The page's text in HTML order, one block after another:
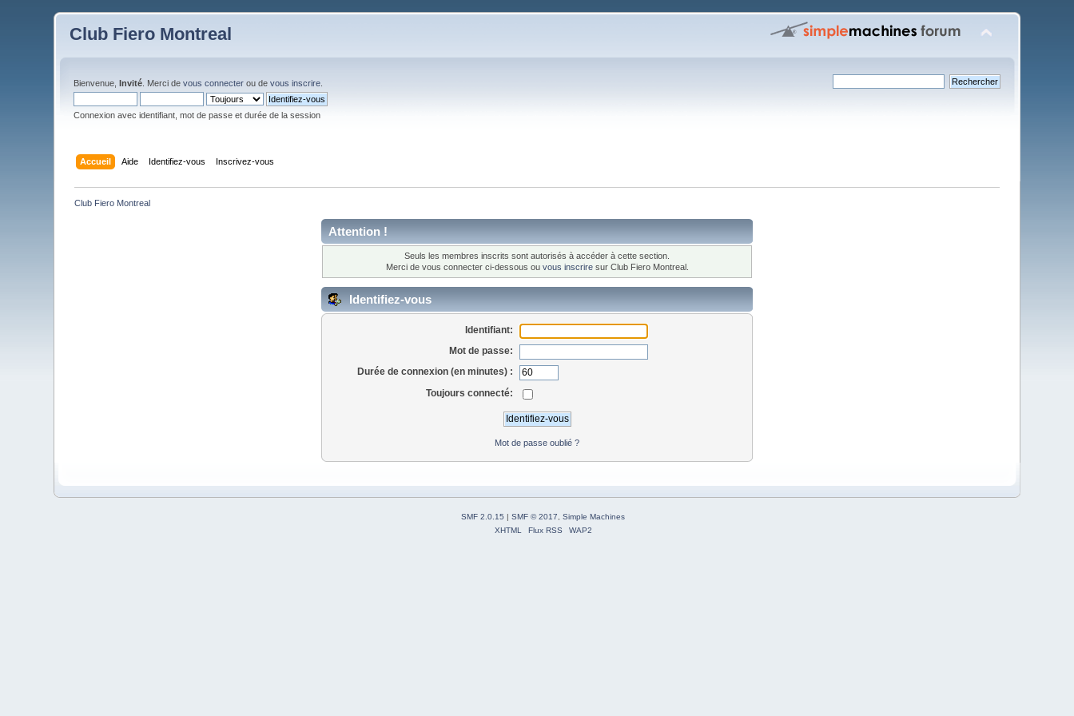
Club Fiero Montreal
Bienvenue,Invité . Merci devous connecter ou devous inscrire
Connexion avec identifiant, mot de passe et durée de la session
Accueil Aide Identifiez-vous Inscrivez-vous
Club Fiero Montreal
Attention !
Seuls les membres inscrits sont autorisés à accéder à cette section.
Merci de vous connecter ci-dessous ou vous inscriresur Club Fiero Montreal.
Identifiez-vous
Identifiant:
Mot de passe:
Durée de connexion (en minutes) :
Toujours connecté:
Mot de passe oublié ?
SMF 2.0.15 | SMF © 2017
Simple Machines
XHTML
Flux RSS WAP2